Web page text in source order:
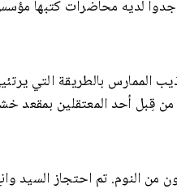
لديه محاضرات كتبها
الممارس بالطريقة التي
قِبل أحد المعتقلين بمقعد